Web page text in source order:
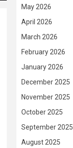
May 2026
April 2026
March 2026
February 2026
January 2026
December 2025
November 2025
October 2025
September 2025
August 2025